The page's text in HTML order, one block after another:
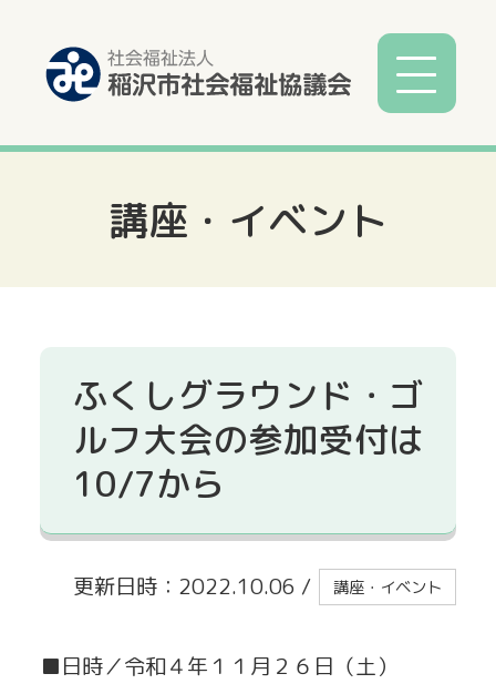
社協とは
社協事業
サービス
寄付募金
講座・イベント
ふくしグラウンド・ゴ
ルフ大会の参加受付は
10/7から
更新日時：2022.10.06 / 講座・イベント
■日時／令和４年１１月２６日（土）